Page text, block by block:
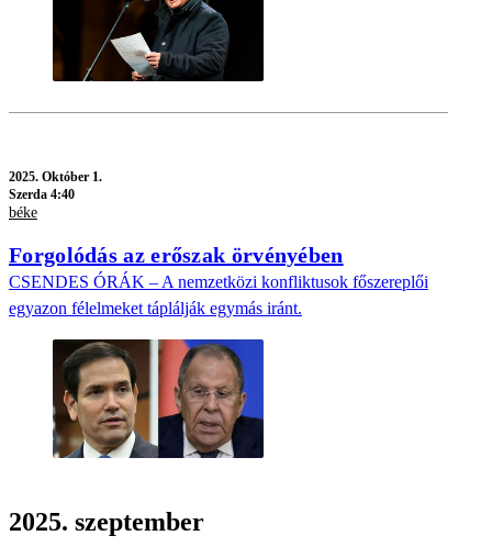
2025. Október 1.
Szerda 4:40
béke
Forgolódás az erőszak örvényében
CSENDES ÓRÁK – A nemzetközi konfliktusok főszereplői
egyazon félelmeket táplálják egymás iránt.
2025. szeptember